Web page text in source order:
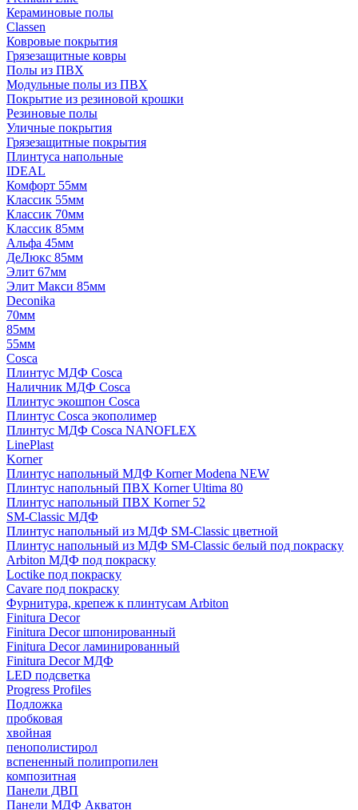
Кераминовые полы
Classen
Ковровые покрытия
Грязезащитные ковры
Полы из ПВХ
Модульные полы из ПВХ
Покрытие из резиновой крошки
Резиновые полы
Уличные покрытия
Грязезащитные покрытия
Плинтуса напольные
IDEAL
Комфорт 55мм
Классик 55мм
Классик 70мм
Классик 85мм
Альфа 45мм
ДеЛюкс 85мм
Элит 67мм
Элит Макси 85мм
Deconika
70мм
85мм
55мм
Cosca
Плинтус МДФ Cosca
Наличник МДФ Cosca
Плинтус экошпон Cosca
Плинтус Cosca экополимер
Плинтус МДФ Cosca NANOFLEX
LinePlast
Korner
Плинтус напольный МДФ Korner Modena NEW
Плинтус напольный ПВХ Korner Ultima 80
Плинтус напольный ПВХ Korner 52
SM-Classic МДФ
Плинтус напольный из МДФ SM-Classic цветной
Плинтус напольный из МДФ SM-Classic белый под покраску
Arbiton МДФ под покраску
Loctike под покраску
Cavare под покраску
Фурнитура, крепеж к плинтусам Arbiton
Finitura Decor
Finitura Decor шпонированный
Finitura Decor ламинированный
Finitura Decor МДФ
LED подсветка
Progress Profiles
Подложка
пробковая
хвойная
пенополистирол
вспененный полипропилен
композитная
Панели ДВП
Панели МДФ Акватон